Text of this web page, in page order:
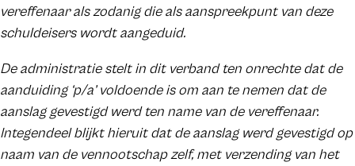
vereffenaar als zodanig die als aanspreekpunt van deze
schuldeisers wordt aangeduid.
De administratie stelt in dit verband ten onrechte dat de
aanduiding ‘p/a’ voldoende is om aan te nemen dat de
aanslag gevestigd werd ten name van de vereffenaar.
Integendeel blijkt hieruit dat de aanslag werd gevestigd op
naam van de vennootschap zelf, met verzending van het